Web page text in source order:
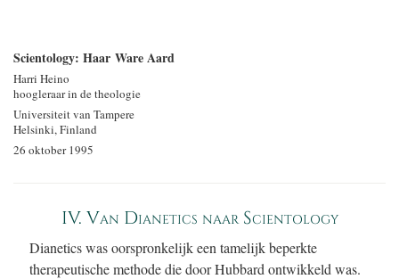
Scientology: Haar Ware Aard
Harri Heino
hoogleraar in de theologie
Universiteit van Tampere
Helsinki, Finland
26 oktober 1995
IV. Van Dianetics naar Scientology
Dianetics was oorspronkelijk een tamelijk beperkte
therapeutische methode die door Hubbard ontwikkeld was.